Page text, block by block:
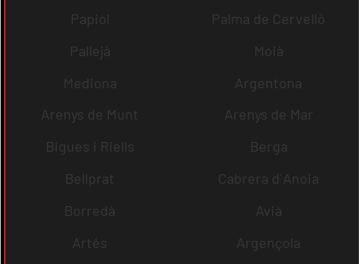
Papiol
Palma de Cervelló
Pallejà
Moià
Mediona
Argentona
Arenys de Munt
Arenys de Mar
Bigues i Riells
Berga
Bellprat
Cabrera d´Anoia
Borredà
Avià
Artés
Argençola